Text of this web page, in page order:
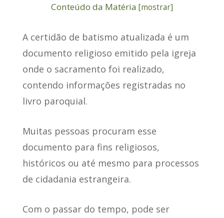
Conteúdo da Matéria [mostrar]
A certidão de batismo atualizada é um
documento religioso emitido pela igreja
onde o sacramento foi realizado,
contendo informações registradas no
livro paroquial.
Muitas pessoas procuram esse
documento para fins religiosos,
históricos ou até mesmo para processos
de cidadania estrangeira.
Com o passar do tempo, pode ser